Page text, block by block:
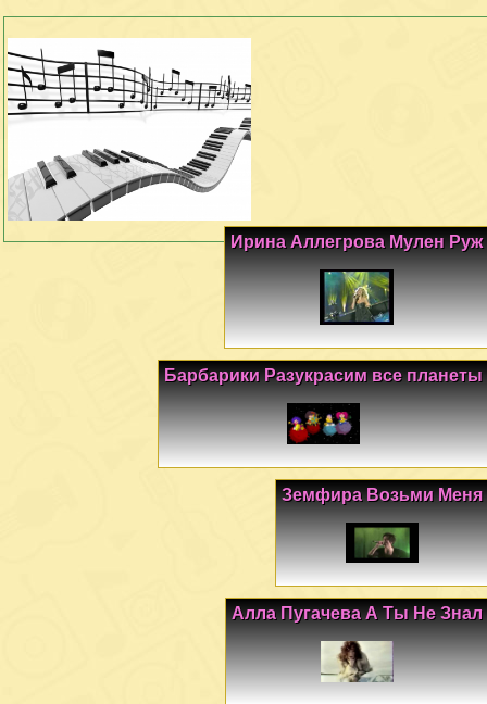
Ирина Аллегрова Мулен Руж
Барбарики Разукрасим все планеты
Земфира Возьми Меня
Алла Пугачева А Ты Не Знал